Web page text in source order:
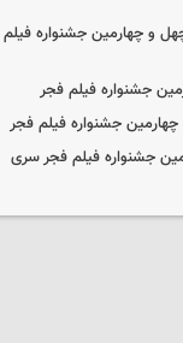
و چهارمین جشنواره فیلم
جشنواره فیلم فجر
جشنواره فیلم فجر
جشنواره فیلم فجر سری